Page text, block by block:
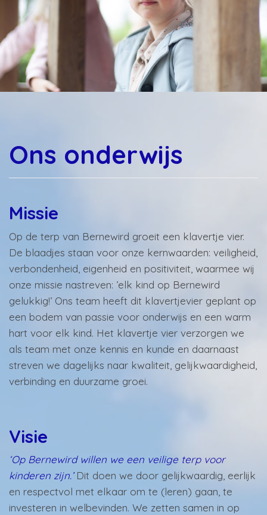
Ons onderwijs
Missie
Op de terp van Bernewird groeit een klavertje vier.
De blaadjes staan voor onze kernwaarden: veiligheid,
verbondenheid, eigenheid en positiviteit, waarmee wij
onze missie nastreven: ’elk kind op Bernewird
gelukkig!’ Ons team heeft dit klavertjevier geplant op
een bodem van passie voor onderwijs en een warm
hart voor elk kind. Het klavertje vier verzorgen we
als team met onze kennis en kunde en daarnaast
streven we dagelijks naar kwaliteit, gelijkwaardigheid,
verbinding en duurzame groei.
Visie
‘Op Bernewird willen we een veilige terp voor
kinderen zijn.’Dit doen we door gelijkwaardig, eerlijk
en respectvol met elkaar om te (leren) gaan, te
investeren in welbevinden. We zetten samen in op